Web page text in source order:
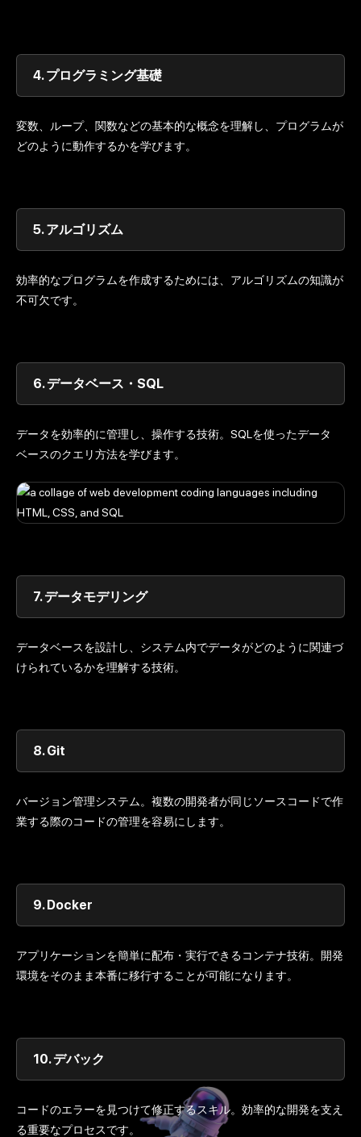
4.プログラミング基礎
変数、ループ、関数などの基本的な概念を理解し、プログラムが
どのように動作するかを学びます。
5.アルゴリズム
効率的なプログラムを作成するためには、アルゴリズムの知識が
不可欠です。
6.データベース・SQL
データを効率的に管理し、操作する技術。SQLを使ったデータ
ベースのクエリ方法を学びます。
7.データモデリング
データベースを設計し、システム内でデータがどのように関連づ
けられているかを理解する技術。
8.Git
バージョン管理システム。複数の開発者が同じソースコードで作
業する際のコードの管理を容易にします。
9.Docker
アプリケーションを簡単に配布・実行できるコンテナ技術。開発
環境をそのまま本番に移行することが可能になります。
10.デバック
コードのエラーを見つけて修正するスキル。効率的な開発を支え
る重要なプロセスです。